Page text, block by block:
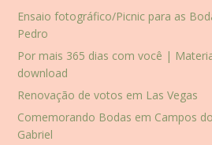
Ensaio fotográfico/Picnic para as
Pedro
Por mais 365 dias com você |
download
Renovação de votos em Las Vegas
Comemorando Bodas em Campos
Gabriel